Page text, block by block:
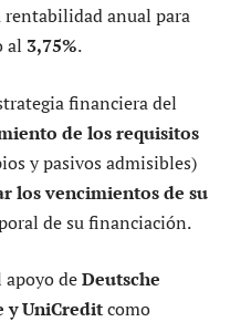
rentabilidad anual para
al 3,75%.
financiera del
de los requisitos
y pasivos admisibles)
los vencimientos de su
de su financiación.
deDeutsche
y UniCreditcomo